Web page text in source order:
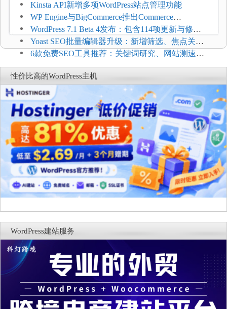
方便
Kinsta API新增多项WordPress站点管理功能
WP Engine与BigCommerce推出Commerce
Connect：WordPress商店可保留前台体验并扩展电
商能力
WordPress 7.1 Beta 4发布：包含114项更新与修
复，仅建议在测试环境体验
Yoast SEO批量编辑器升级：新增筛选、焦点关键
词与AI元数据草稿
6款免费SEO工具推荐：关键词研究、网站测速与
AI可见度检查
性价比高的WordPress主机
WordPress建站服务